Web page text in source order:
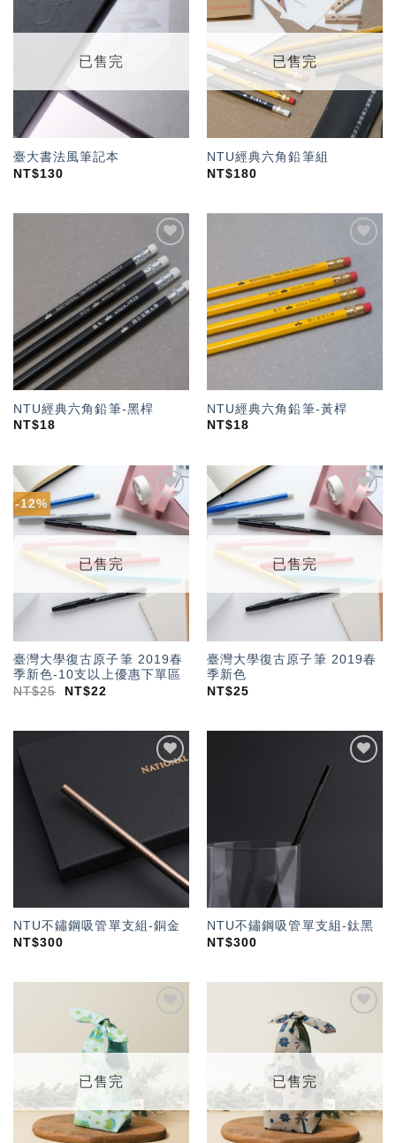
望輕
已售完
臺大書法風筆記本
NT$130
加入
「願
望輕
單」
已售完
NTU經典六角鉛筆組
NT$180
加入
「願
望輕
單」
NTU經典六角鉛筆-黑桿
NT$18
「願
望輕
單」
NTU經典六角鉛筆-黃桿
NT$18
-12%
加入
「願
望輕
已售完
臺灣大學復古原子筆 2019春
季新色-10支以上優惠下單區
NT$25 NT$22
加入
「願
望輕
已售完
臺灣大學復古原子筆 2019春
季新色
NT$25
NTU不鏽鋼吸管單支組-銅金
NT$300
NTU不鏽鋼吸管單支組-鈦黑
NT$300
望輕
已售完
望輕
已售完